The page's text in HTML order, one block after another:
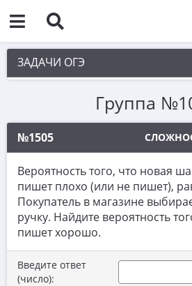
ЗАДАЧИ ОГЭ
1. Практическая задача 1-5
2. См. раздел 1
3. См. раздел 1
4. См. раздел 1
5. См. раздел 1
6. Вычисления с дробями
7. Координатная прямая.
неравенства
Группа
№1505
Вероятность того, что новая
пишет плохо (или не пишет),
Покупатель в магазине
ручку. Найдите вероятность
пишет хорошо.
Введите ответ
(число):